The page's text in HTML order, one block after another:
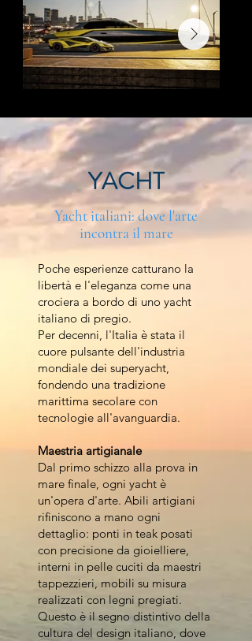
YACHT
Yacht italiani: dove l'arte
incontra il mare
Poche esperienze catturano la
libertà e l'eleganza come una
crociera a bordo di uno yacht
italiano di pregio.
Per decenni, l'Italia è stata il
cuore pulsante dell'industria
mondiale dei superyacht,
fondendo una tradizione
marittima secolare con
tecnologie all'avanguardia.
Maestria artigianale
Dal primo schizzo alla prova in
mare finale, ogni yacht è
un'opera d'arte. Abili artigiani
rifiniscono a mano ogni
dettaglio: ponti in teak posati
con precisione da gioielliere,
interni in pelle cuciti da maestri
tappezzieri, mobili su misura
realizzati con legni pregiati.
Questo è il segno distintivo della
cultura del design italiano, dove